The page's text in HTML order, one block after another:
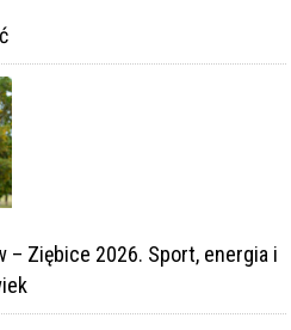
– Ziębice 2026. Sport, energia i